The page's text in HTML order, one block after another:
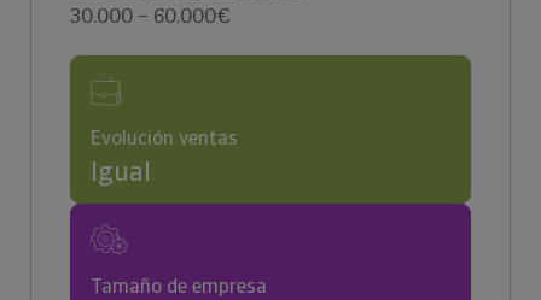
30.000 – 60.000€
Evolución ventas
Igual
Tamaño de empresa